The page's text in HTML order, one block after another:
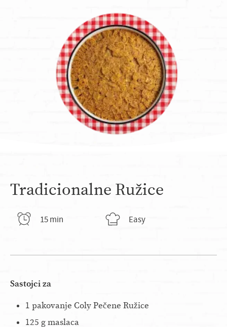
Tradicionalne Ružice
15 min Easy
Sastojci za
1 pakovanje Coly Pečene Ružice
125 g maslaca